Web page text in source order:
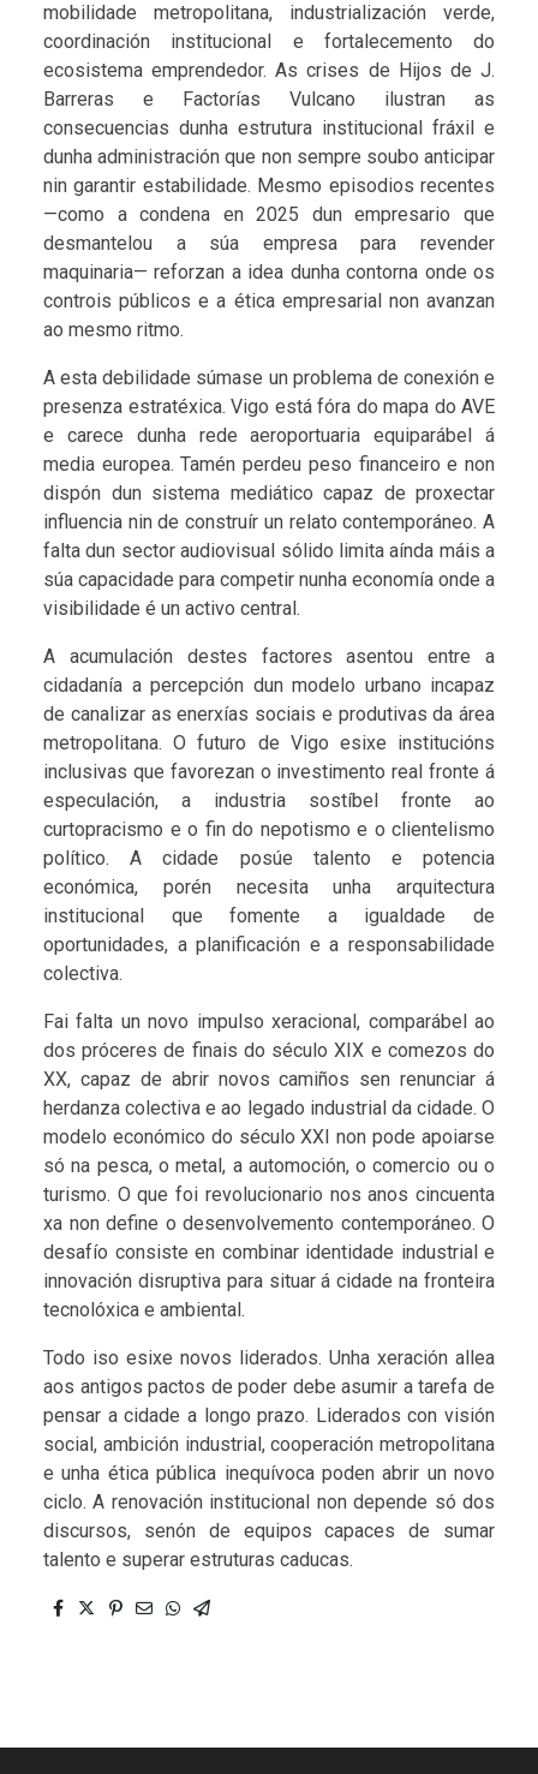
mobilidade metropolitana, industrialización verde,
coordinación institucional e fortalecemento do
ecosistema emprendedor. As crises de Hijos de J.
Barreras e Factorías Vulcano ilustran as
consecuencias dunha estrutura institucional fráxil e
dunha administración que non sempre soubo anticipar
nin garantir estabilidade. Mesmo episodios recentes
—como a condena en 2025 dun empresario que
desmantelou a súa empresa para revender
maquinaria— reforzan a idea dunha contorna onde os
controis públicos e a ética empresarial non avanzan
ao mesmo ritmo.
A esta debilidade súmase un problema de conexión e
presenza estratéxica. Vigo está fóra do mapa do AVE
e carece dunha rede aeroportuaria equiparábel á
media europea. Tamén perdeu peso financeiro e non
dispón dun sistema mediático capaz de proxectar
influencia nin de construír un relato contemporáneo. A
falta dun sector audiovisual sólido limita aínda máis a
súa capacidade para competir nunha economía onde a
visibilidade é un activo central.
A acumulación destes factores asentou entre a
cidadanía a percepción dun modelo urbano incapaz
de canalizar as enerxías sociais e produtivas da área
metropolitana. O futuro de Vigo esixe institucións
inclusivas que favorezan o investimento real fronte á
especulación, a industria sostíbel fronte ao
curtopracismo e o fin do nepotismo e o clientelismo
político. A cidade posúe talento e potencia
económica, porén necesita unha arquitectura
institucional que fomente a igualdade de
oportunidades, a planificación e a responsabilidade
colectiva.
Fai falta un novo impulso xeracional, comparábel ao
dos próceres de finais do século XIX e comezos do
XX, capaz de abrir novos camiños sen renunciar á
herdanza colectiva e ao legado industrial da cidade. O
modelo económico do século XXI non pode apoiarse
só na pesca, o metal, a automoción, o comercio ou o
turismo. O que foi revolucionario nos anos cincuenta
xa non define o desenvolvemento contemporáneo. O
desafío consiste en combinar identidade industrial e
innovación disruptiva para situar á cidade na fronteira
tecnolóxica e ambiental.
Todo iso esixe novos liderados. Unha xeración allea
aos antigos pactos de poder debe asumir a tarefa de
pensar a cidade a longo prazo. Liderados con visión
social, ambición industrial, cooperación metropolitana
e unha ética pública inequívoca poden abrir un novo
ciclo. A renovación institucional non depende só dos
discursos, senón de equipos capaces de sumar
talento e superar estruturas caducas.